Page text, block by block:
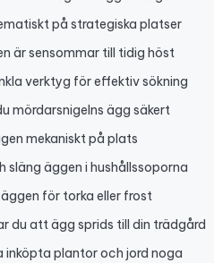
på strategiska platser
är sensommar till tidig höst
verktyg för effektiv sökning
mördarsnigelns ägg säkert
mekaniskt på plats
släng äggen i hushållssoporna
äggen för torka eller frost
du att ägg sprids till din trädgård
inköpta plantor och jord noga